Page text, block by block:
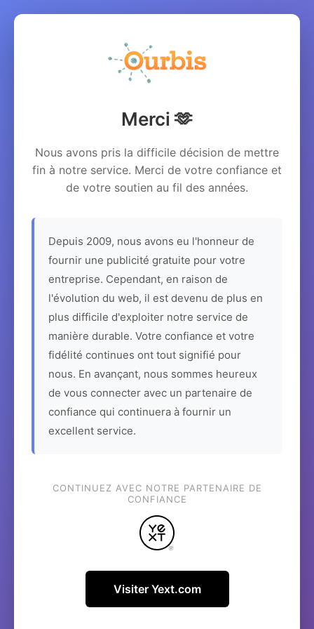
Merci 🫶
Nous avons pris la difficile décision de mettre
fin à notre service. Merci de votre confiance et
de votre soutien au fil des années.
Depuis 2009, nous avons eu l'honneur de
fournir une publicité gratuite pour votre
entreprise. Cependant, en raison de
l'évolution du web, il est devenu de plus en
plus difficile d'exploiter notre service de
manière durable. Votre confiance et votre
fidélité continues ont tout signifié pour
nous. En avançant, nous sommes heureux
de vous connecter avec un partenaire de
confiance qui continuera à fournir un
excellent service.
CONTINUEZ AVEC NOTRE PARTENAIRE DE
CONFIANCE
Visiter Yext.com